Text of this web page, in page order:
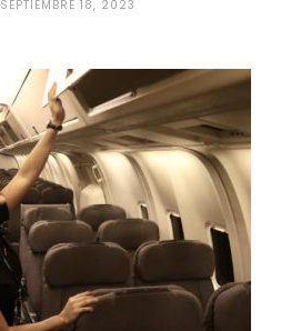
SEPTIEMBRE 18, 2023